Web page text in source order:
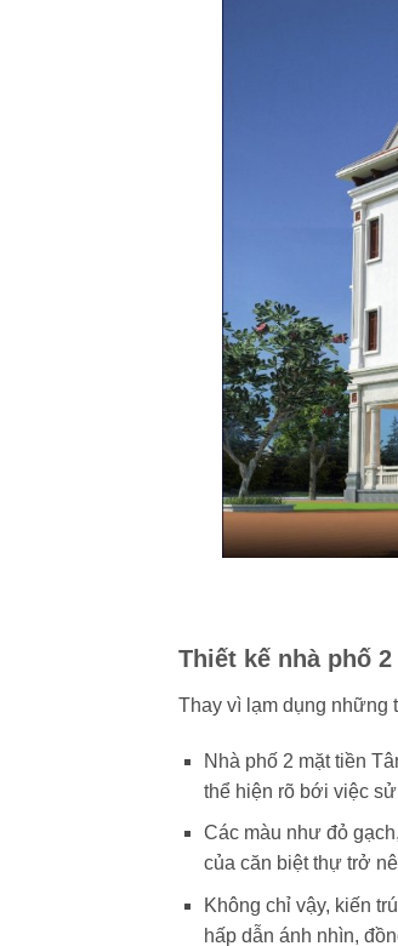
Thiết kế nhà phố
Thay vì lạm dụng những
Nhà phố 2 mặt tiền
thể hiện rõ bới việc
Các màu như đỏ
của căn biệt thự trở
Không chỉ vậy, kiến
hấp dẫn ánh nhìn,